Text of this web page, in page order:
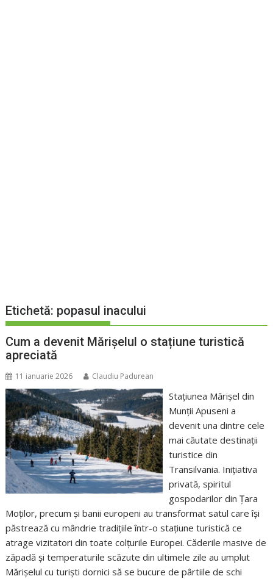
Etichetă: popasul inacului
Cum a devenit Mărișelul o stațiune turistică
apreciată
11 ianuarie 2026 Claudiu Padurean
Stațiunea Mărișel din
Munții Apuseni a
devenit una dintre cele
mai căutate destinații
turistice din
Transilvania. Inițiativa
privată, spiritul
gospodarilor din Țara
Moților, precum și banii europeni au transformat satul care își
păstrează cu mândrie tradițiile într-o stațiune turistică ce
atrage vizitatori din toate colțurile Europei. Căderile masive de
zăpadă și temperaturile scăzute din ultimele zile au umplut
Mărișelul cu turiști dornici să se bucure de pârtiile de schi